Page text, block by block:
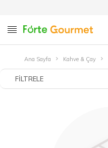
Ana Sayfa Kahve & Çay
FILTRELE